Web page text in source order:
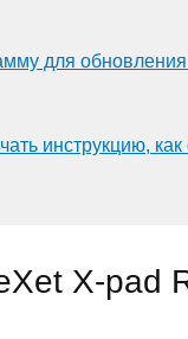
для
инструкцию,
X-pad